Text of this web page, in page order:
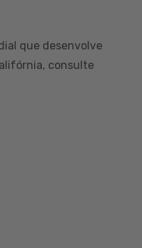
que desenvolve
consulte